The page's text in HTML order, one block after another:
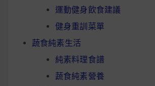
運動健身飲食建議
健身重訓菜單
蔬食純素生活
純素料理食譜
蔬食純素營養